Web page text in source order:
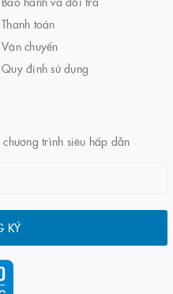
Thanh toán
Vận chuyển
Quy định sử dụng
trình siêu hấp dẫn
KÝ